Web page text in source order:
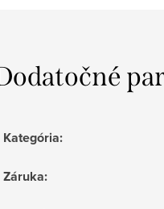
Kategória:
Záruka: